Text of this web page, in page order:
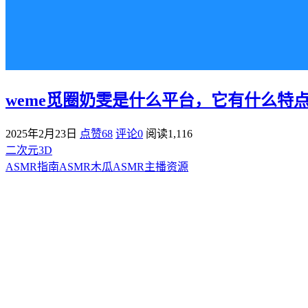
weme觅圈奶雯是什么平台，它有什么特
2025年2月23日 点赞68 评论0 阅读1,116
二次元3D
ASMR指南ASMR木瓜ASMR主播资源